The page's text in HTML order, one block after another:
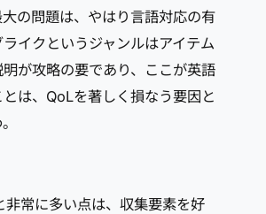
の問題は、やはり言語対応の有
イクというジャンルはアイテム
が攻略の要であり、ここが英語
は、QoLを著しく損なう要因と
非常に多い点は、収集要素を好